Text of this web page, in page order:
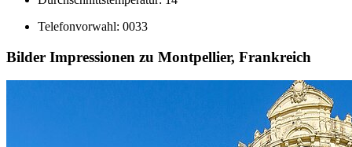
Telefonvorwahl: 0033
Bilder Impressionen zu Montpellier, Frankreich